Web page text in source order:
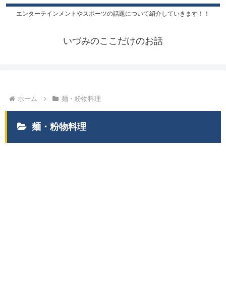
エンターテインメントやスポーツの話題について紹介していきます！！
いづみのここだけのお話
ホーム 麺・粉物料理
麺・粉物料理